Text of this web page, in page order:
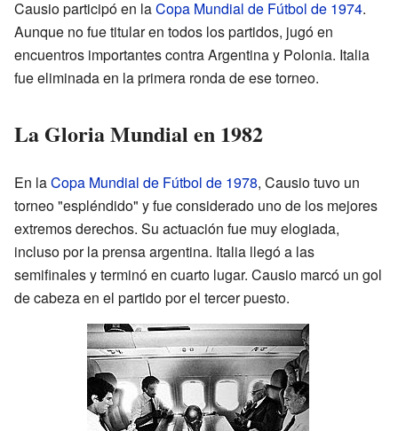
Causio participó en laCopa Mundial de Fútbol de 1974.
Aunque no fue titular en todos los partidos, jugó en
encuentros importantes contra Argentina y Polonia. Italia
fue eliminada en la primera ronda de ese torneo.
La Gloria Mundial en 1982
En laCopa Mundial de Fútbol de 1978, Causio tuvo un
torneo "espléndido" y fue considerado uno de los mejores
extremos derechos. Su actuación fue muy elogiada,
incluso por la prensa argentina. Italia llegó a las
semifinales y terminó en cuarto lugar. Causio marcó un gol
de cabeza en el partido por el tercer puesto.